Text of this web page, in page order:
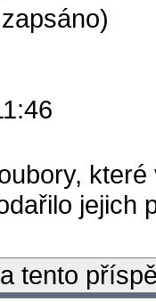
jejich
tento